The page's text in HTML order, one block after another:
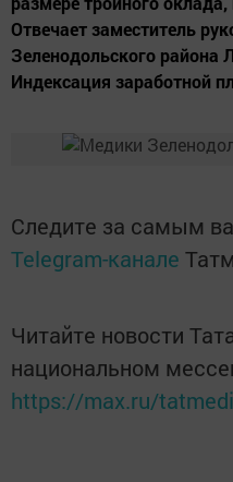
Отвечает заместитель
Зеленодольского района
Индексация заработной
Следите за самым
Telegram-канале
Читайте новости
национальном
https://max.ru/